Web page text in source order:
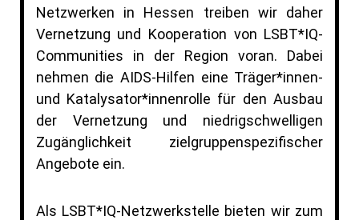
Netzwerken in Hessen treiben wir daher
Vernetzung und Kooperation von LSBT*IQ-
Communities in der Region voran. Dabei
nehmen die AIDS-Hilfen eine Träger*innen-
und Katalysator*innenrolle für den Ausbau
der Vernetzung und niedrigschwelligen
Zugänglichkeit zielgruppenspezifischer
Angebote ein.
Als LSBT*IQ-Netzwerkstelle bieten wir zum